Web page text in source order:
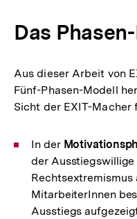
Das
Aus dieser Arbeit von
Fünf-Phasen-Modell
Sicht der EXIT-
In der
der Ausstiegswillige
Rechtsextremismus
MitarbeiterInnen
Ausstiegs